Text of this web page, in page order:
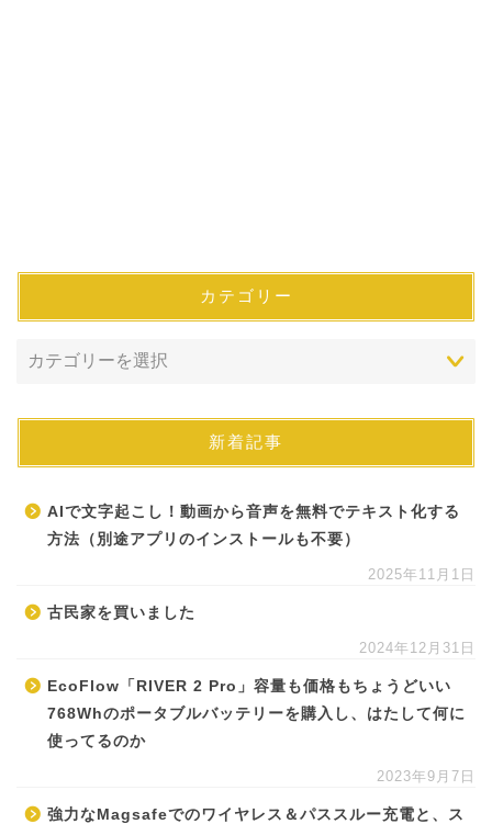
カテゴリー
新着記事
AIで文字起こし！動画から音声を無料でテキスト化する
方法（別途アプリのインストールも不要）
2025年11月1日
古民家を買いました
2024年12月31日
EcoFlow「RIVER 2 Pro」容量も価格もちょうどいい
768Whのポータブルバッテリーを購入し、はたして何に
使ってるのか
2023年9月7日
強力なMagsafeでのワイヤレス＆パススルー充電と、ス